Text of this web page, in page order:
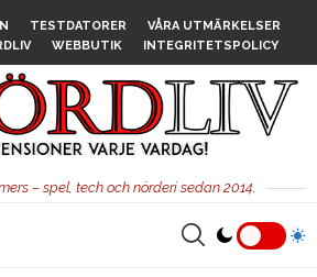
TESTDATORER
VÅRA UTMÄRKELSER
WEBBUTIK INTEGRITETSPOLICY
– spel, tech och nörderi sedan 2014.